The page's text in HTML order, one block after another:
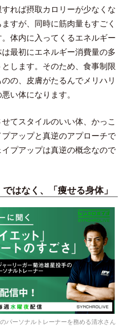
れば摂取カロリーが少なくな
すが、同時に筋肉量もすごく
体内に入ってくるエネルギー
最初にエネルギー消費量の多
します。そのため、食事制限
の、皮膚がたるんでメリハリ
い体になります。
てスタイルのいい体、かっこ
アップと真逆のアプローチで
プアップは真逆の概念なので
はなく、「痩せる身体」
パーソナルトレーナーを務める清水さん